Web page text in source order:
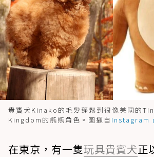
貴賓犬Kinako的毛髮蓬鬆到很像美國的
Kingdom的熊熊角色。圖擷自 Instagram
在東京，有一隻玩具貴賓犬正